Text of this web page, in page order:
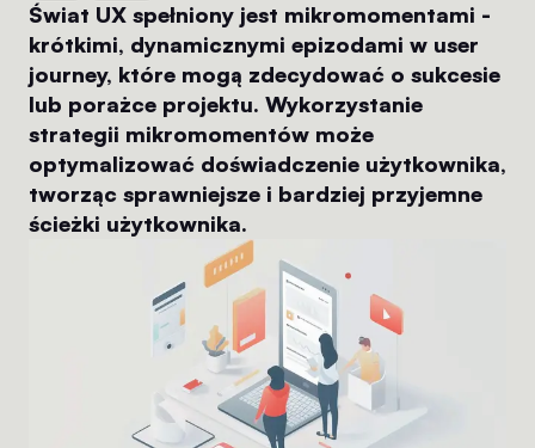
Świat UX spełniony jest mikromomentami -
krótkimi, dynamicznymi epizodami w user
journey, które mogą zdecydować o sukcesie
lub porażce projektu. Wykorzystanie
strategii mikromomentów może
optymalizować doświadczenie użytkownika,
tworząc sprawniejsze i bardziej przyjemne
ścieżki użytkownika.